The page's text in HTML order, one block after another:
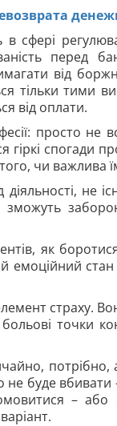
сфері
перед
від
тільки тими
від оплати.
просто не
спогади
чи важлива
не
зможуть
як
страху.
точки
потрібно,
не буде
–